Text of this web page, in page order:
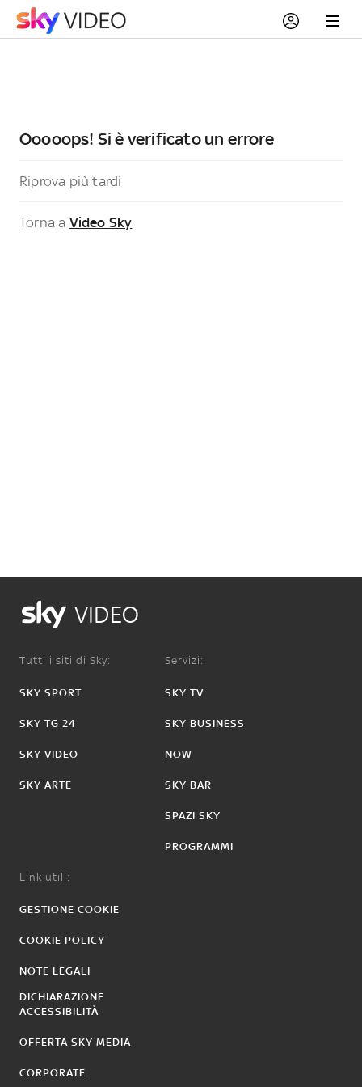
Ooooops! Si è verificato un errore
Riprova più tardi
Torna a Video Sky
VIDEO
Tutti i siti di Sky:
SKY SPORT
SKY TG 24
SKY VIDEO
SKY ARTE
Servizi:
SKY TV
SKY BUSINESS
NOW
SKY BAR
SPAZI SKY
PROGRAMMI
Link utili:
GESTIONE COOKIE
COOKIE POLICY
NOTE LEGALI
DICHIARAZIONE
ACCESSIBILITÀ
OFFERTA SKY MEDIA
CORPORATE